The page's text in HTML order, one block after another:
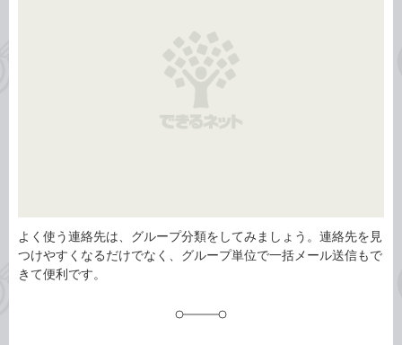
よく使う連絡先は、グループ分類をしてみましょう。連絡先を見
つけやすくなるだけでなく、グループ単位で一括メール送信もで
きて便利です。